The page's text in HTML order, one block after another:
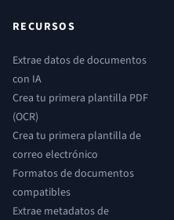
RECURSOS
Extrae datos de documentos
con IA
Crea tu primera plantilla PDF
(OCR)
Crea tu primera plantilla de
correo electrónico
Formatos de documentos
compatibles
Extrae metadatos de